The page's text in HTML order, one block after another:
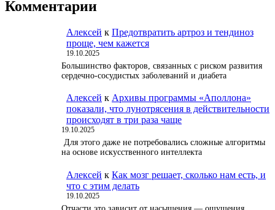
Комментарии
Алексей к Предотвратить артроз и тендиноз
проще, чем кажется
19.10.2025
Большинство факторов, связанных с риском развития
сердечно-сосудистых заболеваний и диабета
Алексей к Архивы программы «Аполлона»
показали, что лунотрясения в действительности
происходят в три раза чаще
19.10.2025
Для этого даже не потребовались сложные алгоритмы
на основе искусственного интеллекта
Алексей к Как мозг решает, сколько нам есть, и
что с этим делать
19.10.2025